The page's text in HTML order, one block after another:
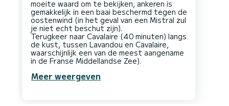
moeite waard om te bekijken, ankeren is
gemakkelijk in een baai beschermd tegen de
oostenwind (in het geval van een Mistral zul
je niet echt beschut zijn).
Terugkeer naar Cavalaire (40 minuten) langs
de kust, tussen Lavandou en Cavalaire,
waarschijnlijk een van de meest aangename
Meer weergeven